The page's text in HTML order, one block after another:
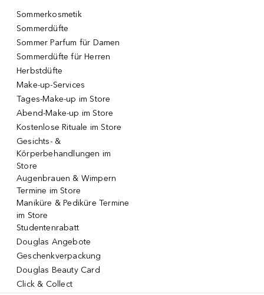
Sommerkosmetik
Sommerdüfte
Sommer Parfum für Damen
Sommerdüfte für Herren
Herbstdüfte
Make-up-Services
Tages-Make-up im Store
Abend-Make-up im Store
Kostenlose Rituale im Store
Gesichts- &
Körperbehandlungen im
Store
Augenbrauen & Wimpern
Termine im Store
Maniküre & Pediküre Termine
im Store
Studentenrabatt
Douglas Angebote
Geschenkverpackung
Douglas Beauty Card
Click & Collect